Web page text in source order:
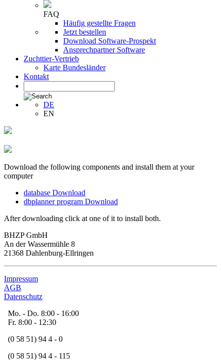
FAQ
Häufig gestellte Fragen
Jetzt bestellen
Download Software-Prospekt
Ansprechpartner Software
Zuchttier-Vertrieb
Karte Bundesländer
Kontakt
DE
EN
Download the following components and install them at your
computer
database Download
dbplanner program Download
After downloading click at one of it to install both.
BHZP GmbH
An der Wassermühle 8
21368 Dahlenburg-Ellringen
Impressum
AGB
Datenschutz
Mo. - Do. 8:00 - 16:00
Fr. 8:00 - 12:30
(0 58 51) 94 4 - 0
(0 58 51) 94 4 - 115